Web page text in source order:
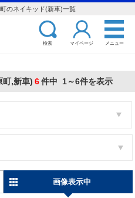
のネイキッド(新車)一覧
検索 マイページ メニュー
町,新車) 6件中 1～6件を表示
画像表示中